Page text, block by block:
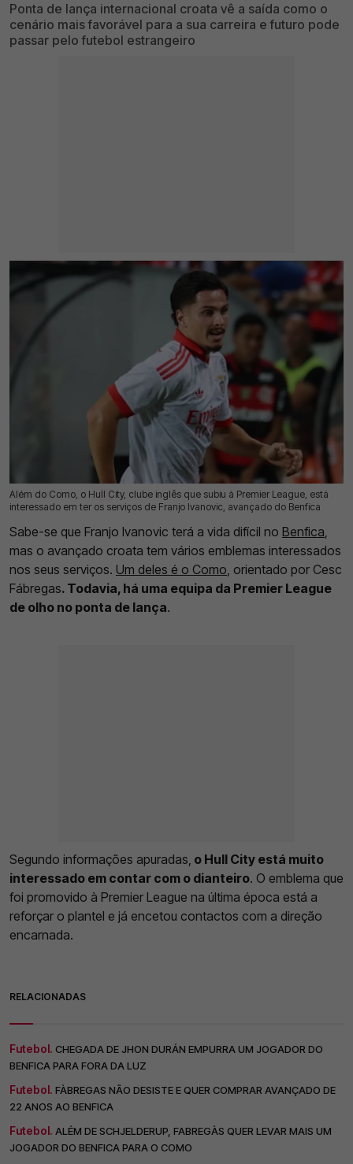
Ponta de lança internacional croata vê a saída como o
cenário mais favorável para a sua carreira e futuro pode
passar pelo futebol estrangeiro
Além do Como, o Hull City, clube inglês que subiu à Premier League, está
interessado em ter os serviços de Franjo Ivanovic, avançado do Benfica
22 Jul 2026 | 10:50 | 0
Sabe-se que Franjo Ivanovic terá a vida difícil no Benfica
mas o avançado croata tem vários emblemas interessados
nos seus serviços. Um deles é o Como , orientado por Cesc
Fábregas. Todavia, há uma equipa da Premier League
de olho no ponta de lança.
Segundo informações apuradas, o Hull City está muito
interessado em contar com o dianteiro. O emblema que
foi promovido à Premier League na última época está a
reforçar o plantel e já encetou contactos com a direção
encarnada.
RELACIONADAS
Futebol. CHEGADA DE JHON DURÁN EMPURRA UM JOGADOR DO
BENFICA PARA FORA DA LUZ
Futebol. FÀBREGAS NÃO DESISTE E QUER COMPRAR AVANÇADO DE
22 ANOS AO BENFICA
Futebol. ALÉM DE SCHJELDERUP, FABREGÀS QUER LEVAR MAIS UM
JOGADOR DO BENFICA PARA O COMO